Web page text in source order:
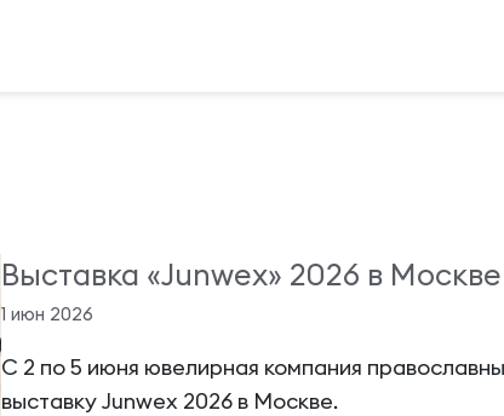
Выставка «Junwex» 2026 в Москве
1 июн 2026
С 2 по 5 июня ювелирная компания
выставку Junwex 2026 в Москве.